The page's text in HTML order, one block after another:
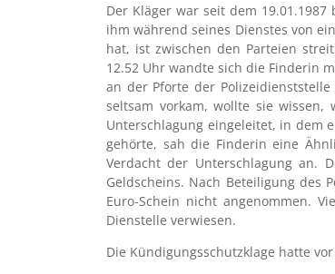
Der Kläger war seit dem
ihm während seines Dienstes von
hat, ist zwischen den Parteien
12.52 Uhr wandte sich die Finderin
an der Pforte der
seltsam vorkam, wollte sie
Unterschlagung eingeleitet, in dem
gehörte, sah die Finderin eine
Verdacht der Unterschlagung an.
Geldscheins. Nach Beteiligung des
Euro-Schein nicht angenommen.
Dienstelle verwiesen.
Die Kündigungsschutzklage hatte